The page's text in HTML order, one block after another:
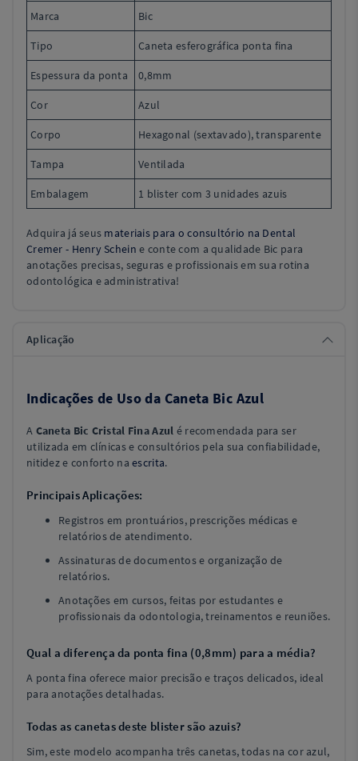
Marca Bic
Tipo Caneta esferográfica ponta fina
Espessura da ponta 0,8mm
Cor Azul
Corpo Hexagonal (sextavado), transparente
Tampa Ventilada
Embalagem 1 blister com 3 unidades azuis
Adquira já seus materiais para o consultório na Dental
Cremer - Henry Schein e conte com a qualidade Bic para
anotações precisas, seguras e profissionais em sua rotina
odontológica e administrativa!
Aplicação
Indicações de Uso da Caneta Bic Azul
A Caneta Bic Cristal Fina Azul é recomendada para ser
utilizada em clínicas e consultórios pela sua confiabilidade,
nitidez e conforto naescrita.
Principais Aplicações:
Registros em prontuários, prescrições médicas e
relatórios de atendimento.
Assinaturas de documentos e organização de
relatórios.
Anotações em cursos, feitas por estudantes e
profissionais da odontologia, treinamentos e reuniões.
Qual a diferença da ponta fina (0,8mm) para a média?
A ponta fina oferece maior precisão e traços delicados, ideal
para anotações detalhadas.
Todas as canetas deste blister são azuis?
Sim, este modelo acompanha três canetas, todas na cor azul,